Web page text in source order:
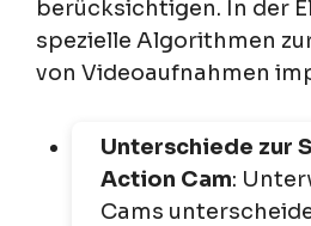
berücksichtigen. In der
spezielle Algorithmen
von Videoaufnahmen
Unterschiede zur
Action Cam:
Cams